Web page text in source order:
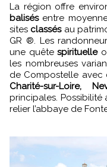
La région offre
balisésentre
sites classésau
GR ®. Les
une quêtespirituelle
les nombreuses
de Compostelle avec
Charité-sur-Loire,
principales. Possibilité
relier l’abbaye de